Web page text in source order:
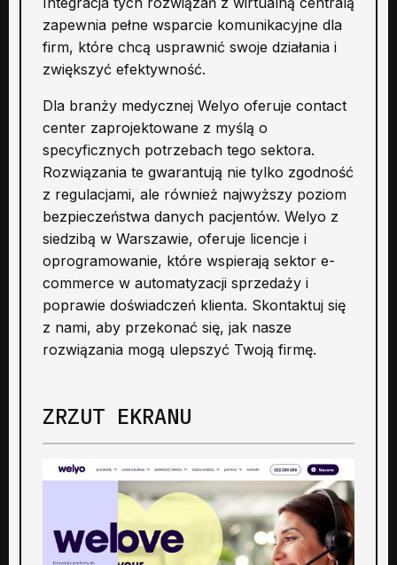
zapewnia pełne wsparcie komunikacyjne dla
firm, które chcą usprawnić swoje działania i
zwiększyć efektywność.
Dla branży medycznej Welyo oferuje contact
center zaprojektowane z myślą o
specyficznych potrzebach tego sektora.
Rozwiązania te gwarantują nie tylko zgodność
z regulacjami, ale również najwyższy poziom
bezpieczeństwa danych pacjentów. Welyo z
siedzibą w Warszawie, oferuje licencje i
oprogramowanie, które wspierają sektor e-
commerce w automatyzacji sprzedaży i
poprawie doświadczeń klienta. Skontaktuj się
z nami, aby przekonać się, jak nasze
rozwiązania mogą ulepszyć Twoją firmę.
ZRZUT EKRANU